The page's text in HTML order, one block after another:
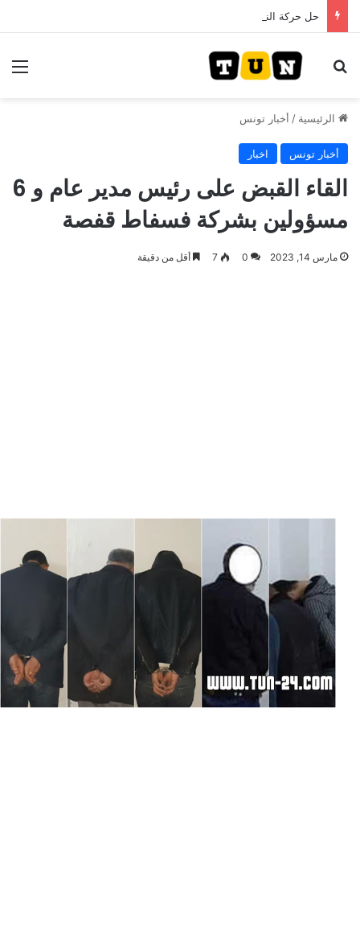
بحث عن
الرئيسية / أخبار تونس
أخبار تونس اخبار
القاء القبض على رئيس مدير عام و 6
مسؤولين بشركة فسفاط قفصة
مارس 14, 2023 0
7 أقل من دقيقة